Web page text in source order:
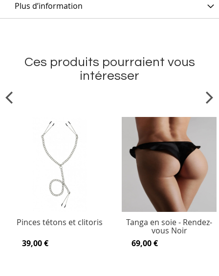
Plus d’information
Ces produits pourraient vous
intéresser
Pinces tétons et clitoris
39,00 €
Tanga en soie - Rendez-
vous Noir
69,00 €